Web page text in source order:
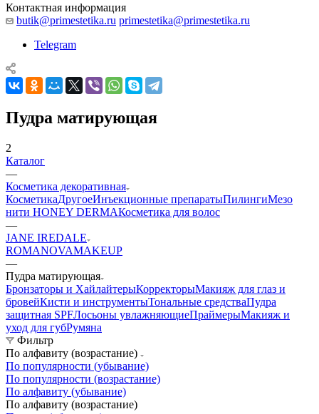
Контактная информация
butik@primestetika.ru primestetika@primestetika.ru
Telegram
Пудра матирующая
2
Каталог
—
Косметика декоративная
КосметикаДругоеИнъекционные препаратыПилингиМезо
нити HONEY DERMAКосметика для волос
—
JANE IREDALE
ROMANOVAMAKEUP
—
Пудра матирующая
Бронзаторы и ХайлайтерыКорректорыМакияж для глаз и
бровейКисти и инструментыТональные средстваПудра
защитная SPFЛосьоны увлажняющиеПраймерыМакияж и
уход для губРумяна
Фильтр
По алфавиту (возрастание)
По популярности (убывание)
По популярности (возрастание)
По алфавиту (убывание)
По алфавиту (возрастание)